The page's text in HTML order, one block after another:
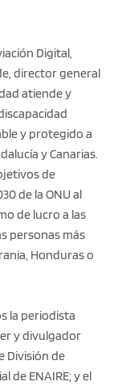
Digital,
director general
atiende y
y protegido a
y Canarias.
de
de la ONU al
de lucro a las
personas más
Honduras o
la periodista
y divulgador
División de
de ENAIRE; y el